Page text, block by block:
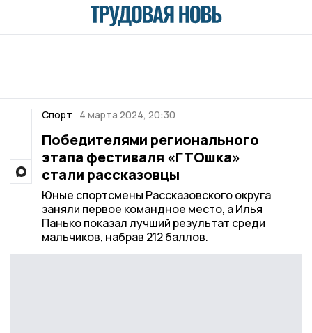
Спорт 4 марта 2024, 20:30
Победителями регионального
этапа фестиваля «ГТОшка»
стали рассказовцы
Юные спортсмены Рассказовского округа
заняли первое командное место, а Илья
Панько показал лучший результат среди
мальчиков, набрав 212 баллов.